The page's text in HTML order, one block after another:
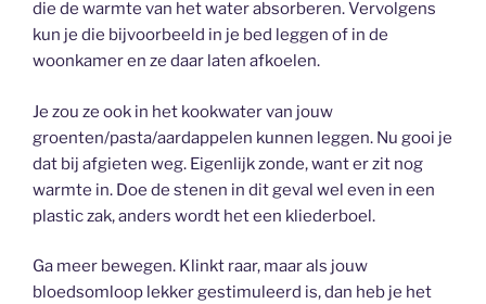
die de warmte van het water absorberen. Vervolgens
kun je die bijvoorbeeld in je bed leggen of in de
woonkamer en ze daar laten afkoelen.
Je zou ze ook in het kookwater van jouw
groenten/pasta/aardappelen kunnen leggen. Nu gooi je
dat bij afgieten weg. Eigenlijk zonde, want er zit nog
warmte in. Doe de stenen in dit geval wel even in een
plastic zak, anders wordt het een kliederboel.
Ga meer bewegen. Klinkt raar, maar als jouw
bloedsomloop lekker gestimuleerd is, dan heb je het